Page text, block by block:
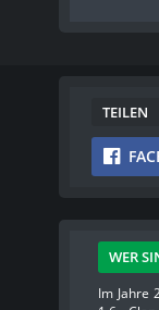
TEILEN
WER
Im Jahre